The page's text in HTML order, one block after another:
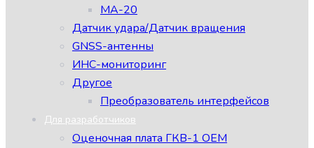
МА-20
Датчик удара/Датчик вращения
GNSS-антенны
ИНС-мониторинг
Другое
Преобразователь интерфейсов
Для разработчиков
Оценочная плата ГКВ-1 ОЕМ